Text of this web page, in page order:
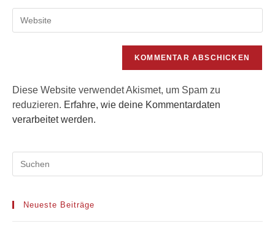
Kommentieren
ein
Mail-
deine
Diese Website verwendet Akismet, um Spam zu
reduzieren. Erfahre, wie deine Kommentardaten
verarbeitet werden.
Neueste Beiträge